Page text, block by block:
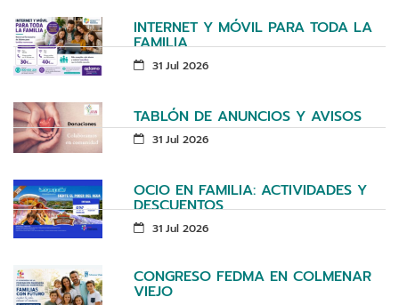
INTERNET Y MÓVIL PARA TODA LA
FAMILIA
31 Jul 2026
TABLÓN DE ANUNCIOS Y AVISOS
31 Jul 2026
OCIO EN FAMILIA: ACTIVIDADES Y
DESCUENTOS
31 Jul 2026
CONGRESO FEDMA EN COLMENAR
VIEJO